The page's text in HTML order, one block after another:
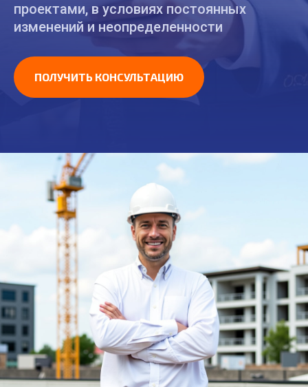
проектами, в условиях постоянных
изменений и неопределенности
ПОЛУЧИТЬ КОНСУЛЬТАЦИЮ